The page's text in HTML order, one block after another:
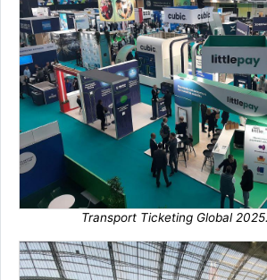
Transport Ticketing Global